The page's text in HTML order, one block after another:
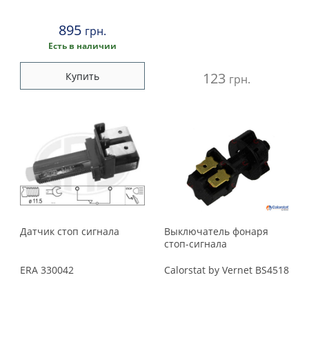
895 грн.
Есть в наличии
Купить 123 грн.
Датчик стоп сигнала
ERA 330042
Выключатель фонаря
стоп-сигнала
Calorstat by Vernet BS4518